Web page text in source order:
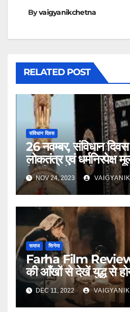
Byvaigyanikchetna
RELATED POST
संविधान दिवस
26 नवम्बर, संविधान
लोकतंत्र एवं धर्मनिरपेक्ष
वैज्ञानिक चेतना फैलाएं
NOV 24, 2023
समाज सिनेमा
Farha Film Review :
की आँखों से देखें युद्ध से होने
मंजरDEC 11, 2022